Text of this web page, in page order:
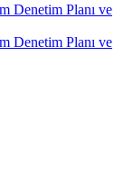
Denetim Planı ve
Denetim Planı ve